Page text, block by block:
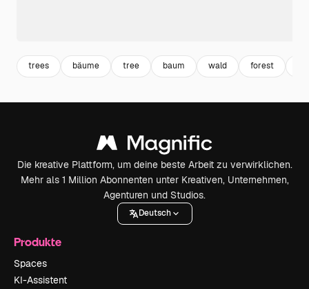
trees bäume tree baum wald forest
Die kreative Plattform, um deine beste Arbeit zu verwirklichen.
Mehr als 1 Million Abonnenten unter Kreativen, Unternehmen,
Agenturen und Studios.
Deutsch
Produkte
Spaces
KI-Assistent